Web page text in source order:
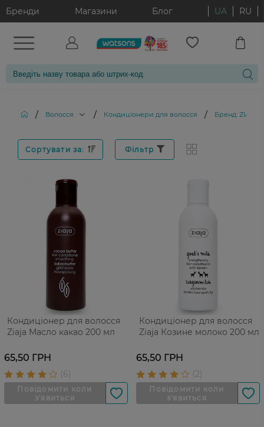
Бренди Магазини Блог UA RU
/ Волосся / Кондиціонери для волосся / Бренд: ZIAJA
Сортувати за: Фільтр
Кондиціонер для волосся
Ziaja Масло какао 200 мл
65,50 ГРН
Кондиціонер для волосся
Ziaja Козине молоко 200 мл
65,50 ГРН